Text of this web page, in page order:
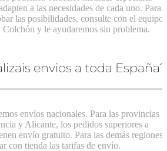
a las necesidades de cada uno. Para
las posibilidades, consulte con el equipo
Colchón y le ayudaremos sin problema.
envios a toda España?
envíos nacionales. Para las provincias
y Alicante, los pedidos superiores a
envío gratuito. Para las demás regiones,
con tienda las tarifas de envío.